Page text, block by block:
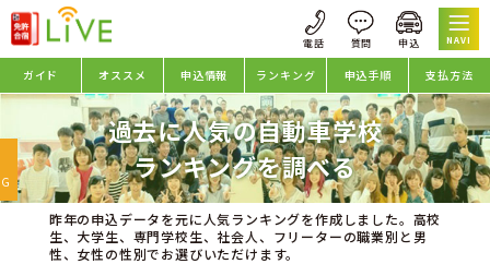
NAVI
ガイド オススメ 申込情報 ランキング 申込手順 支払方法
過去に人気の自動車学校
ランキングを調べる
昨年の申込データを元に人気ランキングを作成しました。高校
生、大学生、専門学校生、社会人、フリーターの職業別と男
性、女性の性別でお選びいただけます。